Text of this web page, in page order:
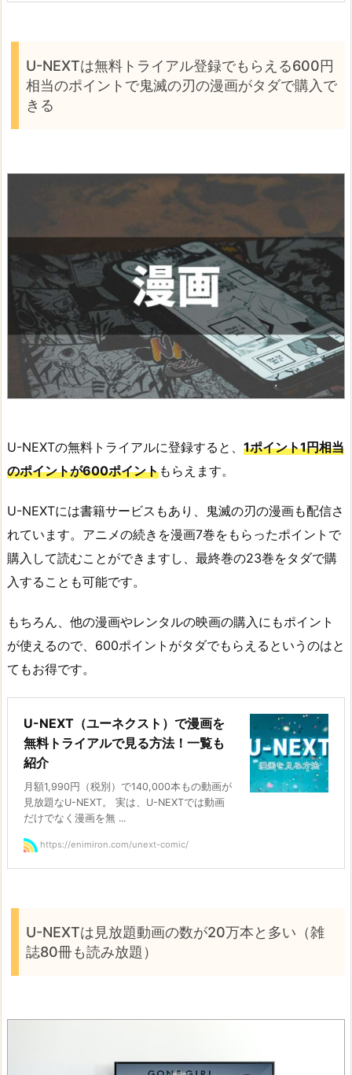
U-NEXTは無料トライアル登録でもらえる600円
相当のポイントで鬼滅の刃の漫画がタダで購入で
きる
U-NEXTの無料トライアルに登録すると、 1ポイント1円相当
のポイントが600ポイントもらえます。
U-NEXTには書籍サービスもあり、鬼滅の刃の漫画も配信さ
れています。アニメの続きを漫画7巻をもらったポイントで
購入して読むことができますし、最終巻の23巻をタダで購
入することも可能です。
もちろん、他の漫画やレンタルの映画の購入にもポイント
が使えるので、600ポイントがタダでもらえるというのはと
てもお得です。
U-NEXT（ユーネクスト）で漫画を
無料トライアルで見る方法！一覧も
紹介
月額1,990円（税別）で140,000本もの動画が
見放題なU-NEXT。 実は、U-NEXTでは動画
だけでなく漫画を無 ...
https://enimiron.com/unext-comic/
U-NEXTは見放題動画の数が20万本と多い（雑
誌80冊も読み放題）